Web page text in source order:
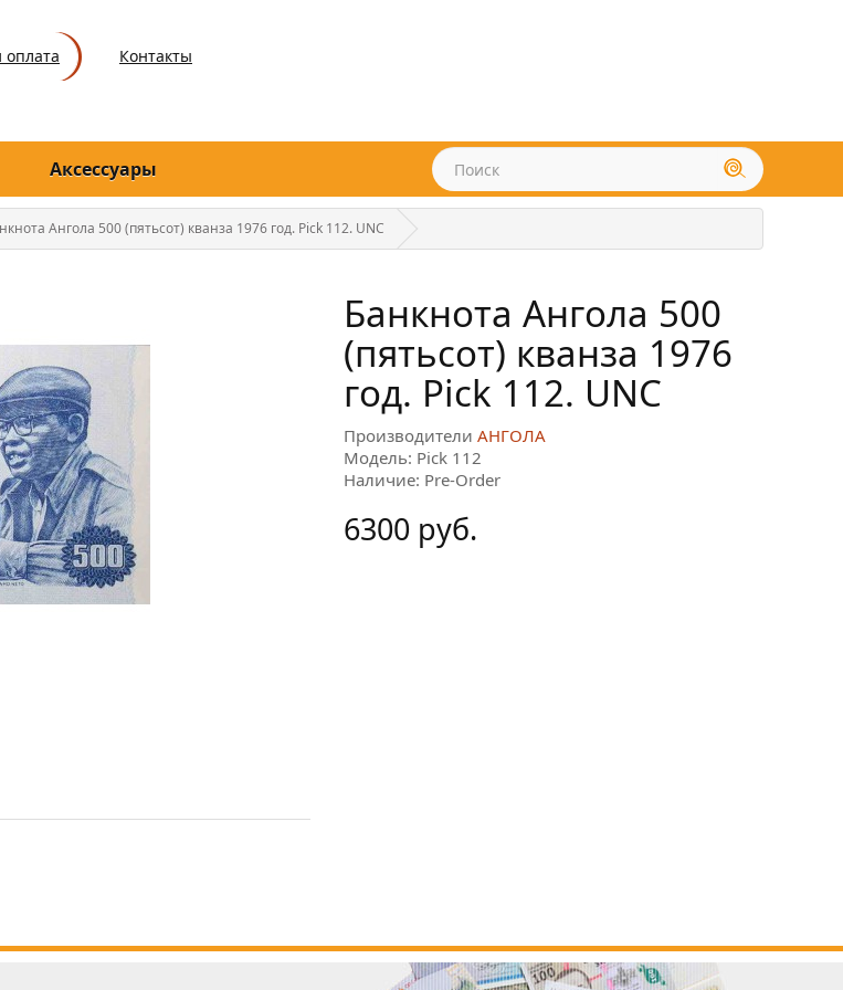
оплата Контакты
Аксессуары
Ангола 500 (пятьсот) кванза 1976 год. Pick 112. UNC
Банкнота Ангола 500
(пятьсот) кванза 1976
год. Pick 112. UNC
Производители АНГОЛА
Модель: Pick 112
Наличие: Pre-Order
6300 руб.